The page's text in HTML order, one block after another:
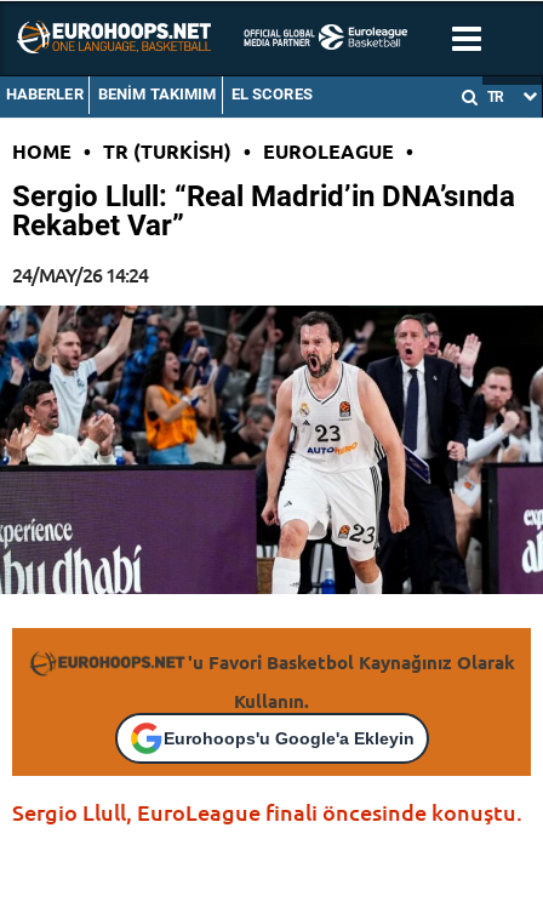
HABERLER BENIM TAKIMIM EL SCORES TR
HOME • TR (TURKISH) • EUROLEAGUE •
Sergio Llull: “Real Madrid’in DNA’sında
Rekabet Var”
24/MAY/26 14:24
'u Favori Basketbol Kaynağınız Olarak
Kullanın.
Eurohoops'u Google'a Ekleyin
Sergio Llull, EuroLeague finali öncesinde konuştu.